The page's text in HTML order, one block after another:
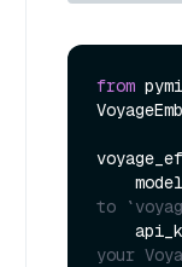
from
to
your